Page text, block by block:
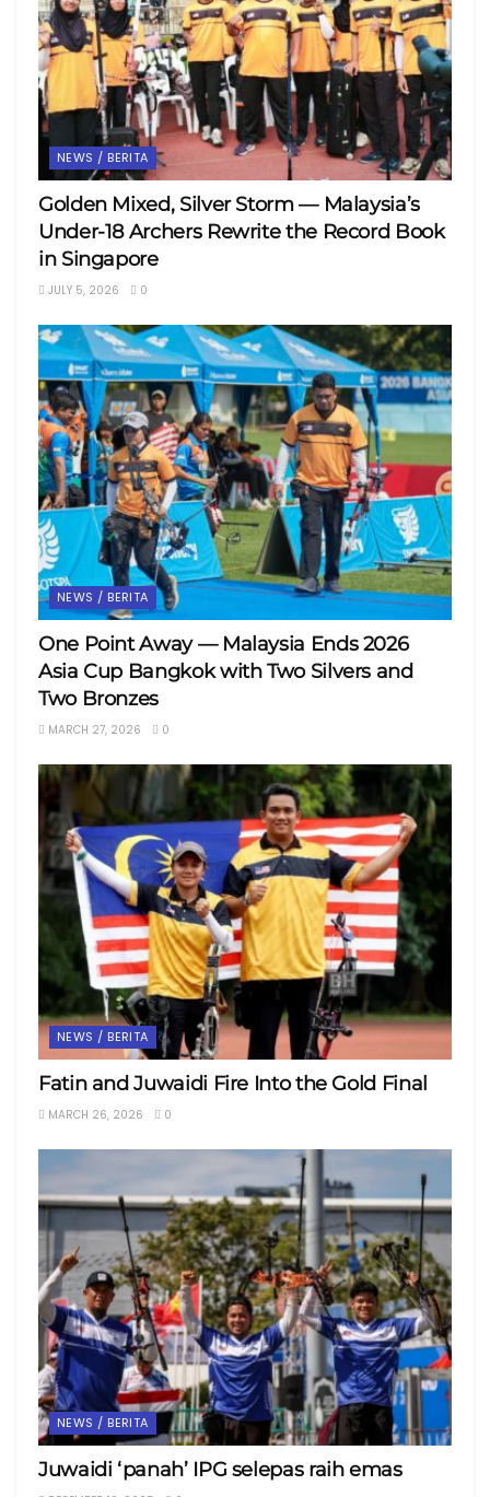
NEWS / BERITA
Golden Mixed, Silver Storm — Malaysia’s
Under-18 Archers Rewrite the Record Book
in Singapore
JULY 5, 2026 0
NEWS / BERITA
One Point Away — Malaysia Ends 2026
Asia Cup Bangkok with Two Silvers and
Two Bronzes
MARCH 27, 2026 0
NEWS / BERITA
Fatin and Juwaidi Fire Into the Gold Final
MARCH 26, 2026 0
NEWS / BERITA
Juwaidi ‘panah’ IPG selepas raih emas